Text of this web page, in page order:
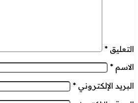
التعليق *
الاسم *
البريد الإلكتروني *